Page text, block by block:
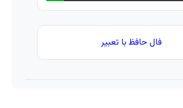
فال حافظ با تعبیر